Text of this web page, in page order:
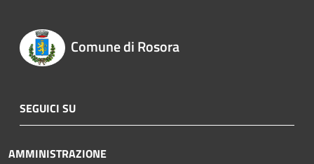
Comune di Rosora
SEGUICI SU
AMMINISTRAZIONE